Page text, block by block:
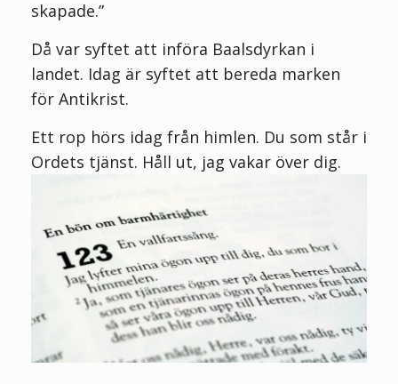
skapade.”
Då var syftet att införa Baalsdyrkan i
landet. Idag är syftet att bereda marken
för Antikrist.
Ett rop hörs idag från himlen. Du som står i
Ordets tjänst. Håll ut, jag vakar över dig.